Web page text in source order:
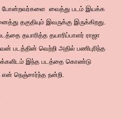
போன்றவர்களை வைத்து படம் இயக்க
தகுதியும் இவருக்கு இருக்கிறது.
தயாரித்த தயாரிப்பாளர் ராஜா
படத்தின் வெற்றி அதில் பணிபுரிந்த
இந்த படத்தை கொண்டு
நெஞ்சார்ந்த நன்றி.